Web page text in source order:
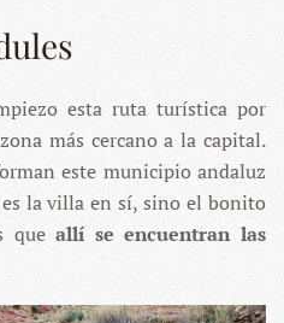
esta ruta turística por
más cercano a la capital.
este municipio andaluz
la villa en sí, sino el bonito
queallí se encuentran las